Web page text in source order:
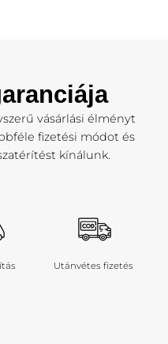
vásárlási élményt
fizetési módot és
kínálunk.
Utánvétes fizetés